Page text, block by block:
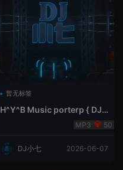
暂无标签
H^Y^B Music porterp { DJ
小七&高总夜空中的风铃}
50
DJ小七 2026-06-07